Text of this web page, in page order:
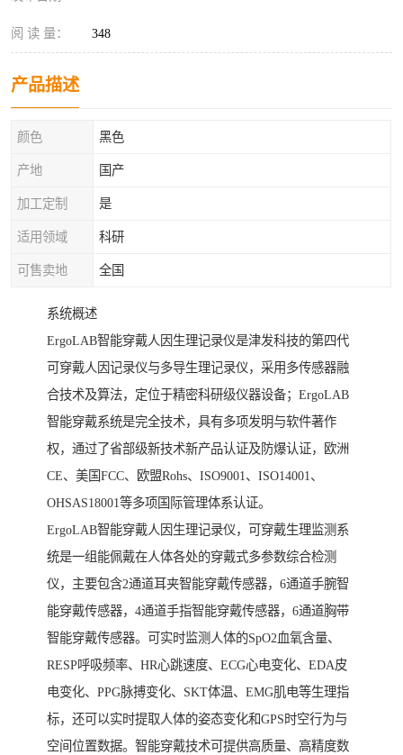
阅 读 量： 348
产品描述
颜色 黑色
产地 国产
加工定制 是
适用领域 科研
可售卖地 全国
系统概述
ErgoLAB智能穿戴人因生理记录仪是津发科技的第四代
可穿戴人因记录仪与多导生理记录仪，采用多传感器融
合技术及算法，定位于精密科研级仪器设备；ErgoLAB
智能穿戴系统是完全技术，具有多项发明与软件著作
权，通过了省部级新技术新产品认证及防爆认证，欧洲
CE、美国FCC、欧盟Rohs、ISO9001、ISO14001、
OHSAS18001等多项国际管理体系认证。
ErgoLAB智能穿戴人因生理记录仪，可穿戴生理监测系
统是一组能佩戴在人体各处的穿戴式多参数综合检测
仪，主要包含2通道耳夹智能穿戴传感器，6通道手腕智
能穿戴传感器，4通道手指智能穿戴传感器，6通道胸带
智能穿戴传感器。可实时监测人体的SpO2血氧含量、
RESP呼吸频率、HR心跳速度、ECG心电变化、EDA皮
电变化、PPG脉搏变化、SKT体温、EMG肌电等生理指
标，还可以实时提取人体的姿态变化和GPS时空行为与
空间位置数据。智能穿戴技术可提供高质量、高精度数